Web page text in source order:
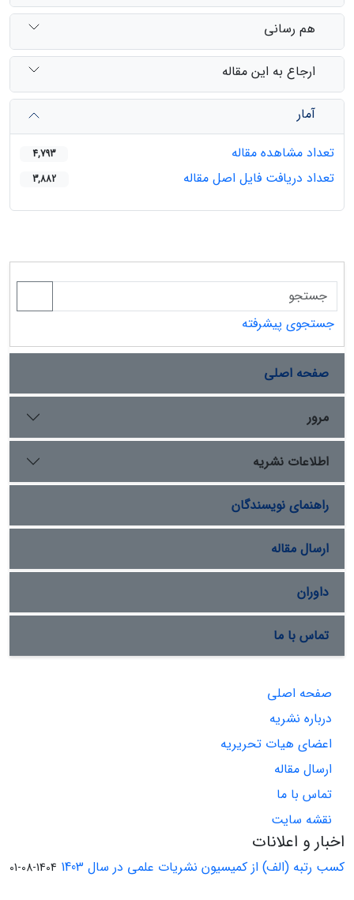
هم رسانی
ارجاع به این مقاله
آمار
تعداد مشاهده مقاله
4,793
تعداد دریافت فایل اصل مقاله 3,882
جستجوی پیشرفته
صفحه اصلی
مرور
اطلاعات نشریه
راهنمای نویسندگان
ارسال مقاله
داوران
تماس با ما
صفحه اصلی
درباره نشریه
اعضای هیات تحریریه
ارسال مقاله
تماس با ما
نقشه سایت
اخبار و اعلانات
کسب رتبه (الف) از کمیسیون نشریات علمی در سال 1403 1404-08-01